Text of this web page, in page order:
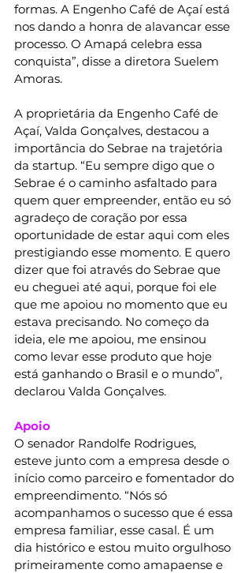
formas. A Engenho Café de Açaí está
nos dando a honra de alavancar esse
processo. O Amapá celebra essa
conquista”, disse a diretora Suelem
Amoras.
A proprietária da Engenho Café de
Açaí, Valda Gonçalves, destacou a
importância do Sebrae na trajetória
da startup. “Eu sempre digo que o
Sebrae é o caminho asfaltado para
quem quer empreender, então eu só
agradeço de coração por essa
oportunidade de estar aqui com eles
prestigiando esse momento. E quero
dizer que foi através do Sebrae que
eu cheguei até aqui, porque foi ele
que me apoiou no momento que eu
estava precisando. No começo da
ideia, ele me apoiou, me ensinou
como levar esse produto que hoje
está ganhando o Brasil e o mundo”,
declarou Valda Gonçalves.
Apoio
O senador Randolfe Rodrigues,
esteve junto com a empresa desde o
início como parceiro e fomentador do
empreendimento. “Nós só
acompanhamos o sucesso que é essa
empresa familiar, esse casal. É um
dia histórico e estou muito orgulhoso
primeiramente como amapaense e